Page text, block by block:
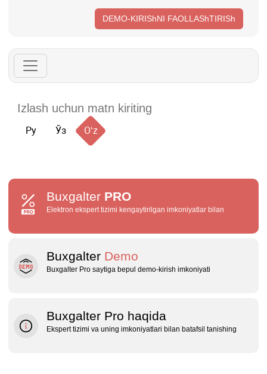
DEMO-KIRIShNI FAOLLAShTIRISh
Ру Ўз Oʻz
Buxgalter PRO
Elektron ekspert tizimi kengaytirilgan imkoniyatlar bilan
Buxgalter Demo
Buxgalter Pro saytiga bepul demo‑kirish imkoniyati
Buxgalter Pro haqida
Ekspert tizimi va uning imkoniyatlari bilan batafsil tanishing